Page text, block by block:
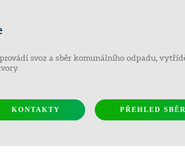
svoz a sběr komunálního odpadu,
KONTAKTY PŘEHLED